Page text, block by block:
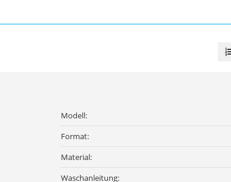
Modell:
Format:
Material:
Waschanleitung: